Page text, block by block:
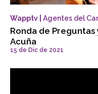
Wapptv | Agentes del
Ronda de
Acuña
15 de Dic de 2021